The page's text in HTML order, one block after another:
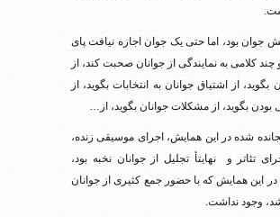
جوان بود، اما حتی یک جوان اجازه نیافت پای
چند کلامی به نمایندگی از جوانان صحبت کند، از
بگوید، از اشتیاق جوانان به انتخابات بگوید، از
بگوید، از مشکلات جوانان بگوید، از…
شده در این همایش، اجرای موسیقی زنده،
تئاتر و نهایتأ تجلیل از جوانان نخبه بود،
در این همایش که با حضور جمع کثیری از جوانان
شد، وجود نداشت.